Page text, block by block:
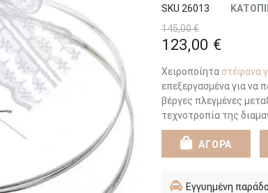
SKU 26013
145,00 €
123,00 €
Χειροποίητα στέφανα
επεξεργασμένα για να
βέργες πλεγμένες
τεχνοτροπία της
ΑΓΟΡΑ
Εγγυημένη